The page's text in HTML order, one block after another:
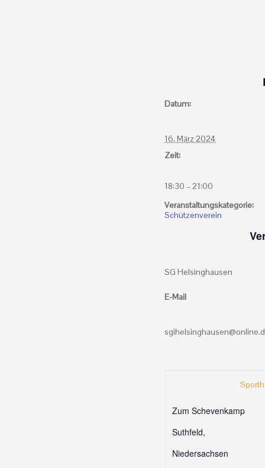
Datum:
16. März 2024
Zeit:
18:30 – 21:00
Veranstaltungskategorie:
Schützenverein
SG Helsinghausen
E-Mail
Zum Schevenkamp
Suthfeld,
Niedersachsen